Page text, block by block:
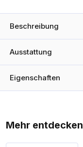
Beschreibung
Ausstattung
Eigenschaften
Mehr entdecken